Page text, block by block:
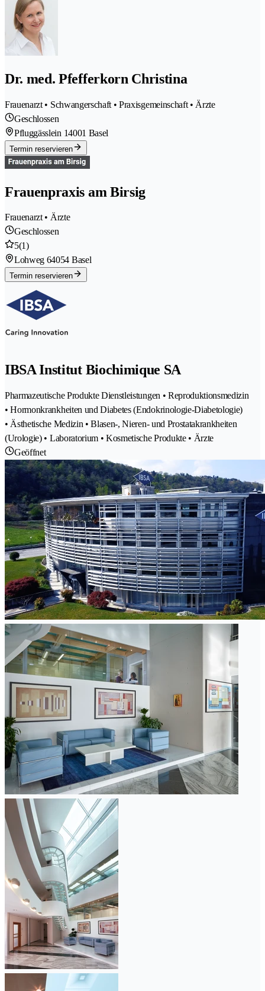
Dr. med. Pfefferkorn Christina
Frauenarzt • Schwangerschaft • Praxisgemeinschaft • Ärzte
Geschlossen
Pfluggässlein 14001 Basel
Termin reservieren
Frauenpraxis am Birsig
Frauenarzt • Ärzte
Geschlossen
5(1)
Lohweg 64054 Basel
Termin reservieren
IBSA Institut Biochimique SA
Pharmazeutische Produkte Dienstleistungen • Reproduktionsmedizin
• Hormonkrankheiten und Diabetes (Endokrinologie-Diabetologie)
• Ästhetische Medizin • Blasen-, Nieren- und Prostatakrankheiten
(Urologie) • Laboratorium • Kosmetische Produkte • Ärzte
Geöffnet